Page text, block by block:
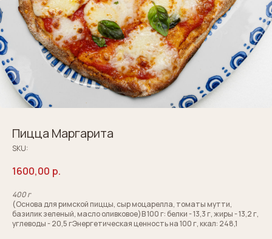
Пицца Маргарита
SKU:
1600,00 р.
400 г
(Основа для римской пиццы, сыр моцарелла, томаты мутти,
базилик зеленый, масло оливковое)В 100 г: белки - 13,3 г, жиры - 13,2 г,
углеводы - 20,5 гЭнергетическая ценность на 100 г, ккал: 248,1